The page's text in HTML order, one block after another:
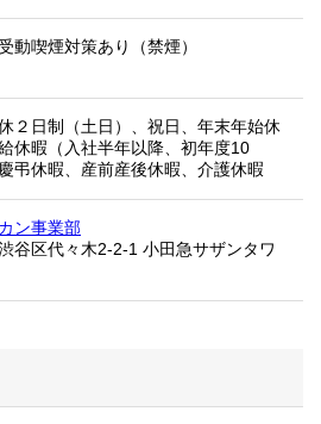
動喫煙対策あり（禁煙）
２日制（土日）、祝日、年末年始休
休暇（入社半年以降、初年度10
弔休暇、産前産後休暇、介護休暇
ン事業部
谷区代々木2-2-1 小田急サザンタワ